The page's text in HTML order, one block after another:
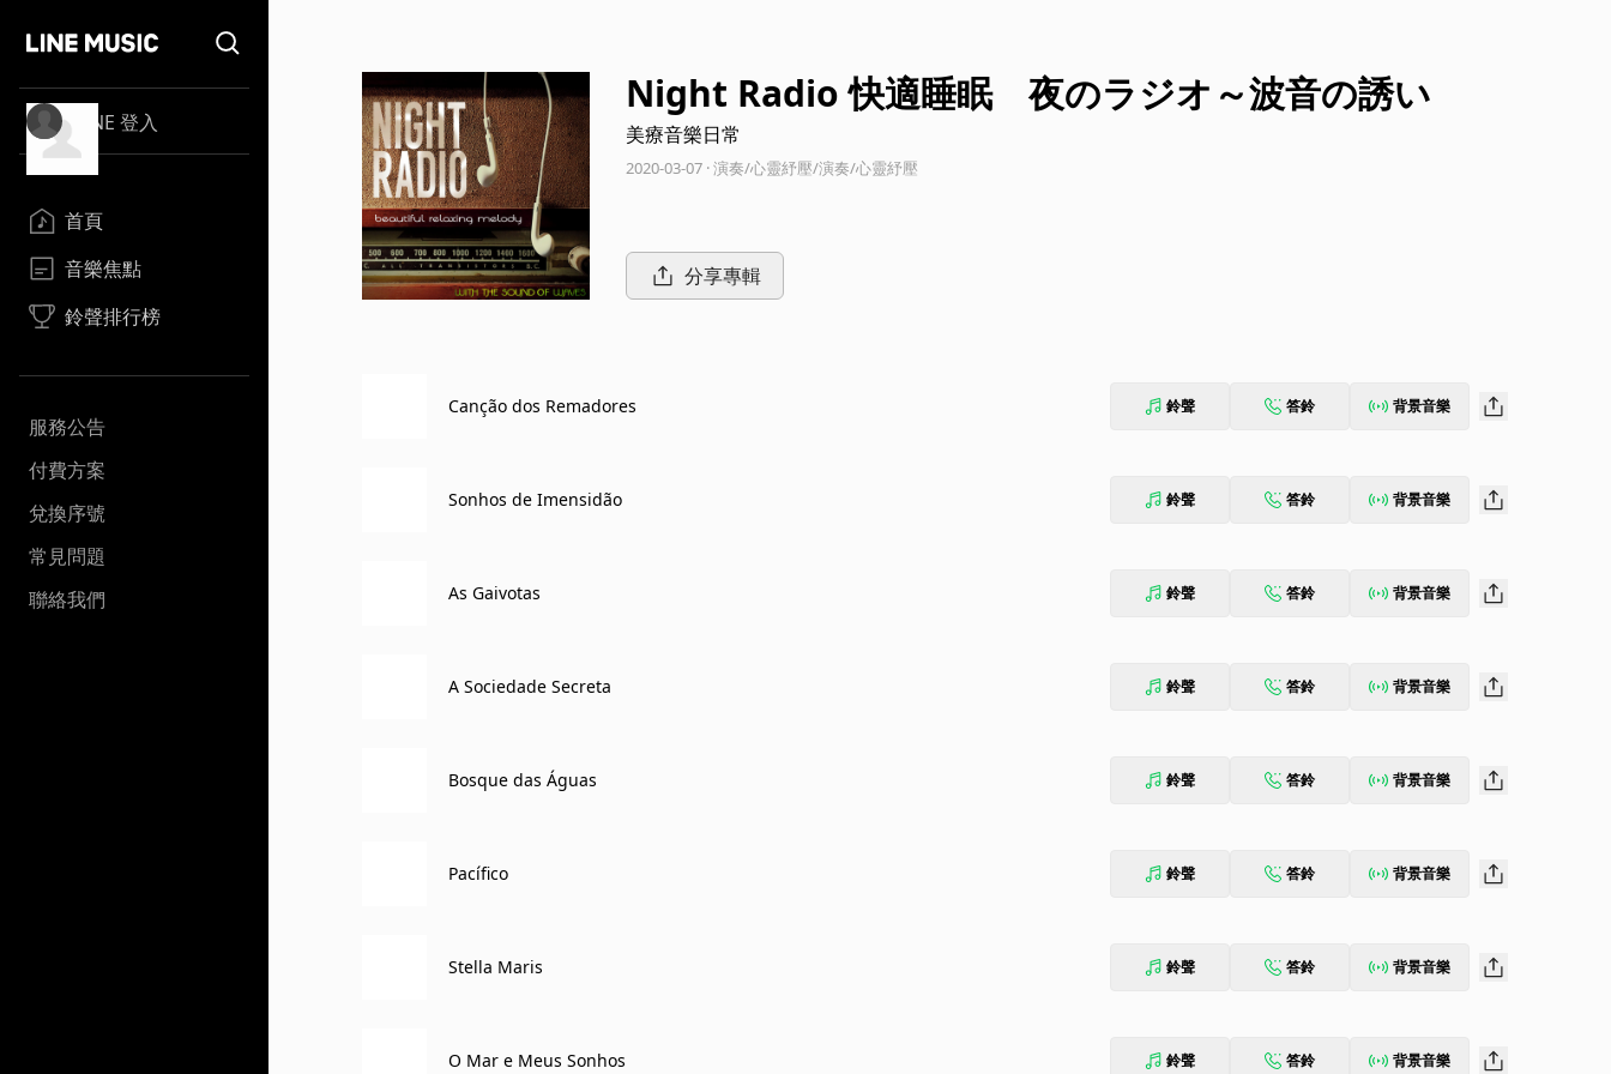
LINE 登入
首頁
音樂焦點
鈴聲排行榜
服務公告
付費方案
兌換序號
常見問題
聯絡我們
Night Radio 快適睡眠 夜のラジオ～波音の誘い
美療音樂日常
2020-03-07 · 演奏/心靈紓壓/演奏/心靈紓壓
分享專輯
Canção dos Remadores 鈴聲 答鈴 背景音樂
Sonhos de Imensidão 鈴聲 答鈴 背景音樂
As Gaivotas 鈴聲 答鈴 背景音樂
A Sociedade Secreta 鈴聲 答鈴 背景音樂
Bosque das Águas 鈴聲 答鈴 背景音樂
Pacífico 鈴聲 答鈴 背景音樂
Stella Maris 鈴聲 答鈴 背景音樂
O Mar e Meus Sonhos 鈴聲 答鈴 背景音樂